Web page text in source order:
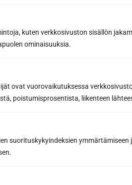
kuten verkkosivuston sisällön
ominaisuuksia.
ovat vuorovaikutuksessa
poistumisprosentista, liikenteen
suorituskykyindeksien ymmärtämiseen